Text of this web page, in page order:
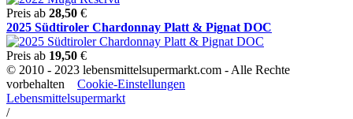
Preis ab 28,50 €
2025 Südtiroler Chardonnay Platt & Pignat DOC
Preis ab 19,50 €
© 2010 - 2023 lebensmittelsupermarkt.com - Alle Rechte
vorbehalten Cookie-Einstellungen
Lebensmittelsupermarkt
/